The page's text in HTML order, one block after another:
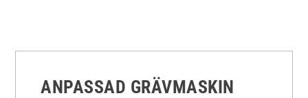
ANPASSAD GRÄVMASKIN